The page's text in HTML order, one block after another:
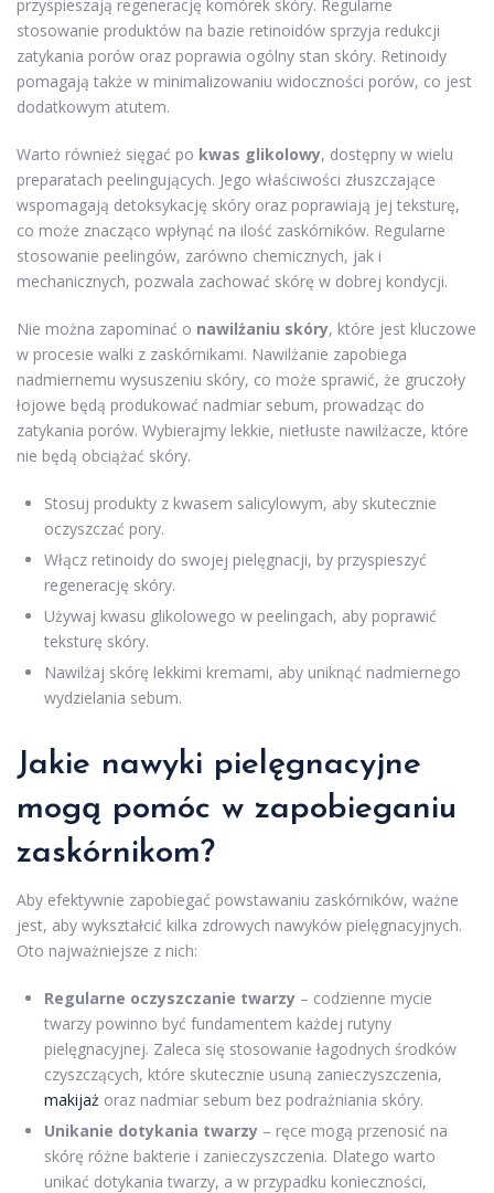
przyspieszają regenerację komórek skóry. Regularne
stosowanie produktów na bazie retinoidów sprzyja redukcji
zatykania porów oraz poprawia ogólny stan skóry. Retinoidy
pomagają także w minimalizowaniu widoczności porów, co jest
dodatkowym atutem.
Warto również sięgać po kwas glikolowy, dostępny w wielu
preparatach peelingujących. Jego właściwości złuszczające
wspomagają detoksykację skóry oraz poprawiają jej teksturę,
co może znacząco wpłynąć na ilość zaskórników. Regularne
stosowanie peelingów, zarówno chemicznych, jak i
mechanicznych, pozwala zachować skórę w dobrej kondycji.
Nie można zapominać o nawilżaniu skóry, które jest kluczowe
w procesie walki z zaskórnikami. Nawilżanie zapobiega
nadmiernemu wysuszeniu skóry, co może sprawić, że gruczoły
łojowe będą produkować nadmiar sebum, prowadząc do
zatykania porów. Wybierajmy lekkie, nietłuste nawilżacze, które
nie będą obciążać skóry.
Stosuj produkty z kwasem salicylowym, aby skutecznie
oczyszczać pory.
Włącz retinoidy do swojej pielęgnacji, by przyspieszyć
regenerację skóry.
Używaj kwasu glikolowego w peelingach, aby poprawić
teksturę skóry.
Nawilżaj skórę lekkimi kremami, aby uniknąć nadmiernego
wydzielania sebum.
Jakie nawyki pielęgnacyjne
mogą pomóc w zapobieganiu
zaskórnikom?
Aby efektywnie zapobiegać powstawaniu zaskórników, ważne
jest, aby wykształcić kilka zdrowych nawyków pielęgnacyjnych.
Oto najważniejsze z nich:
Regularne oczyszczanie twarzy – codzienne mycie
twarzy powinno być fundamentem każdej rutyny
pielęgnacyjnej. Zaleca się stosowanie łagodnych środków
czyszczących, które skutecznie usuną zanieczyszczenia,
makijaż oraz nadmiar sebum bez podrażniania skóry.
Unikanie dotykania twarzy – ręce mogą przenosić na
skórę różne bakterie i zanieczyszczenia. Dlatego warto
unikać dotykania twarzy, a w przypadku konieczności,